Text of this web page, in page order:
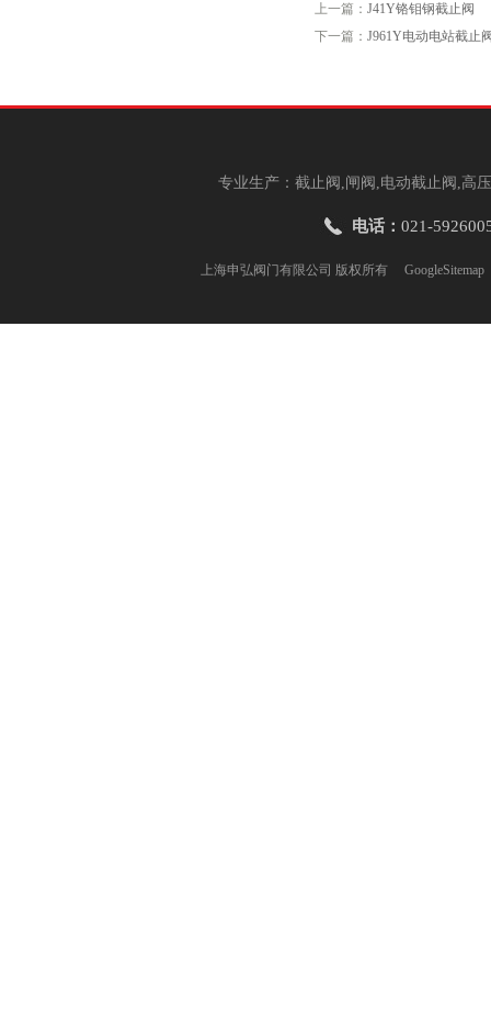
上一篇： J41Y铬钼钢截止阀
下一篇： J961Y电动电站截止
专业生产：截止阀,闸阀,电动截止阀,高
电话： 021-
上海申弘阀门有限公司 版权所有 GoogleSitemap